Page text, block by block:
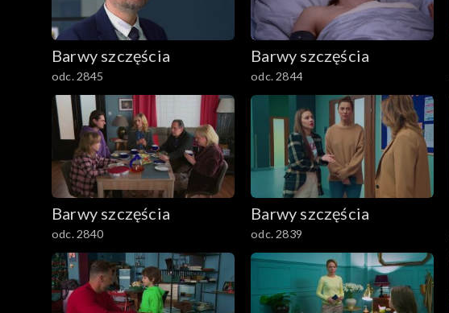
Barwy szczęścia
odc. 2845
Barwy szczęścia
odc. 2844
Barwy szczęścia
odc. 2840
Barwy szczęścia
odc. 2839